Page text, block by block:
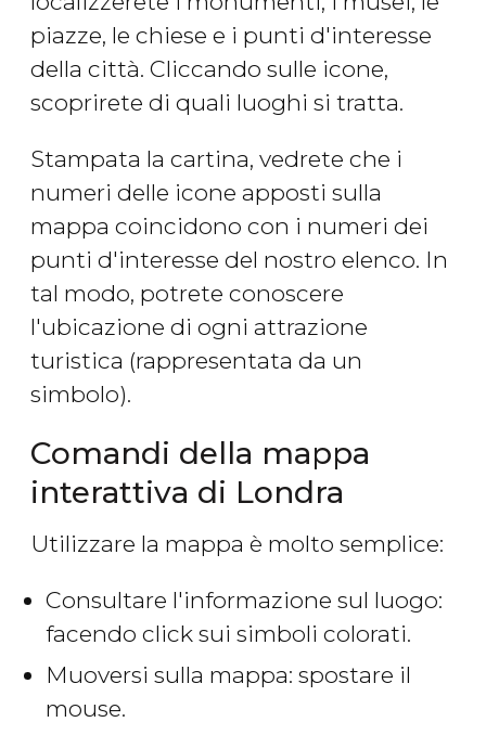
piazze, le chiese e i punti d'interesse
della città. Cliccando sulle icone,
scoprirete di quali luoghi si tratta.
Stampata la cartina, vedrete che i
numeri delle icone apposti sulla
mappa coincidono con i numeri dei
punti d'interesse del nostro elenco. In
tal modo, potrete conoscere
l'ubicazione di ogni attrazione
turistica (rappresentata da un
simbolo).
Comandi della mappa
interattiva di Londra
Utilizzare la mappa è molto semplice:
Consultare l'informazione sul luogo:
facendo click sui simboli colorati.
Muoversi sulla mappa: spostare il
mouse.